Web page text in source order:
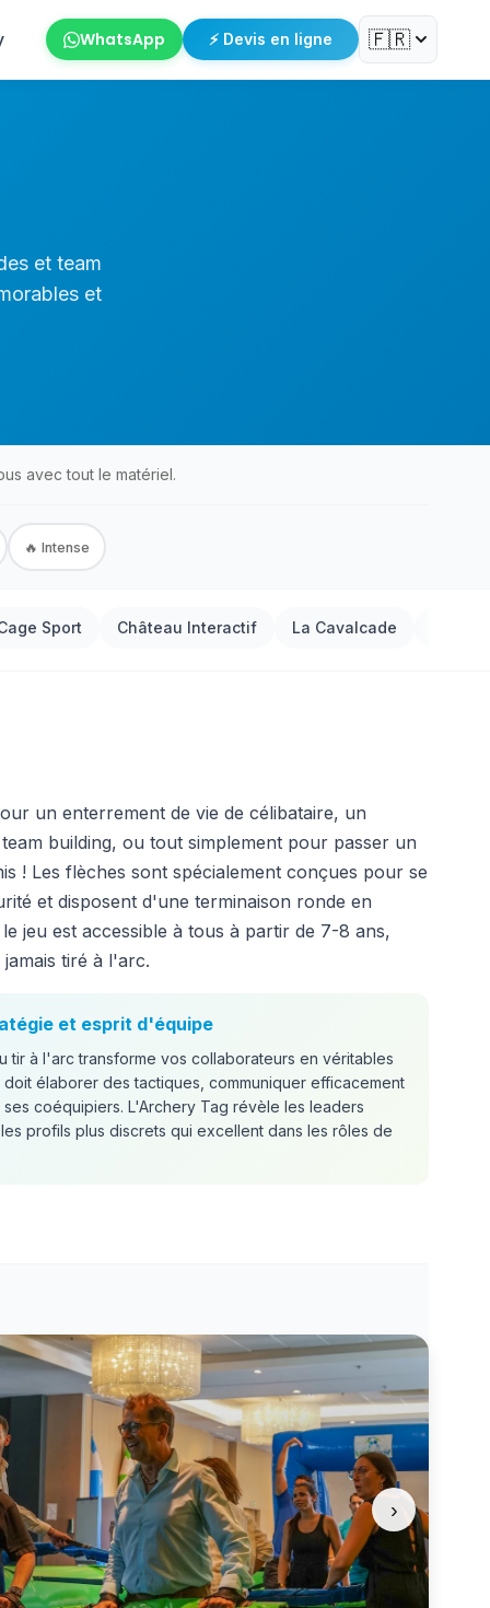
WhatsApp ⚡ Devis en ligne 🇫🇷
et team
et
avec tout le matériel.
🔥 Intense
Sport Château Interactif La Cavalcade
un enterrement de vie de célibataire, un
building, ou tout simplement pour passer un
! Les flèches sont spécialement conçues pour se
et disposent d'une terminaison ronde en
jeu est accessible à tous à partir de 7-8 ans,
tiré à l'arc.
et esprit d'équipe
tir à l'arc transforme vos collaborateurs en véritables
élaborer des tactiques, communiquer efficacement
coéquipiers. L'Archery Tag révèle les leaders
profils plus discrets qui excellent dans les rôles de
›